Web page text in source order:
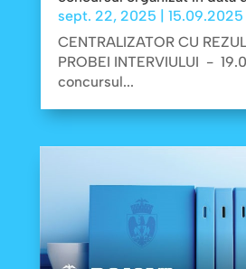
sept. 22, 2025
15.09.2025
CENTRALIZATOR CU
PROBEI INTERVIULUI -
concursul...